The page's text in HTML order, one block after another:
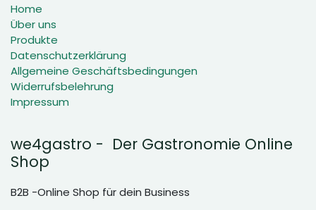
Home
Über uns
Produkte
Datenschutzerklärung
Allgemeine Geschäftsbedingungen
Widerrufsbelehrung
Impressum
we4gastro - Der Gastronomie Online
Shop
B2B -Online Shop für dein Business